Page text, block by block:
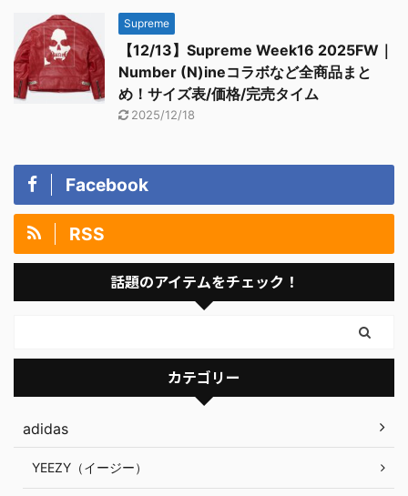
Supreme
【12/13】Supreme Week16 2025FW｜
Number (N)ineコラボなど全商品まと
め！サイズ表/価格/完売タイム
2025/12/18
Facebook
RSS
話題のアイテムをチェック！
カテゴリー
adidas
YEEZY（イージー）